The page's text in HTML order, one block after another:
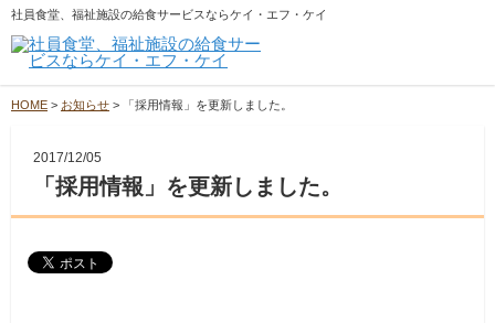
社員食堂、福祉施設の給食サービスならケイ・エフ・ケイ
HOME > お知らせ > 「採用情報」を更新しました。
2017/12/05
「採用情報」を更新しました。